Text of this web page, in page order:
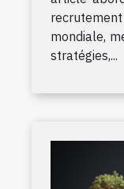
mondiale,
stratégies,...